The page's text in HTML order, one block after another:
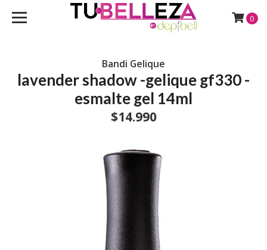
0
Bandi Gelique
lavender shadow -gelique gf330 -
esmalte gel 14ml
$14.990